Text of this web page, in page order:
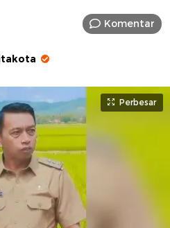
Komentar
Perbesar